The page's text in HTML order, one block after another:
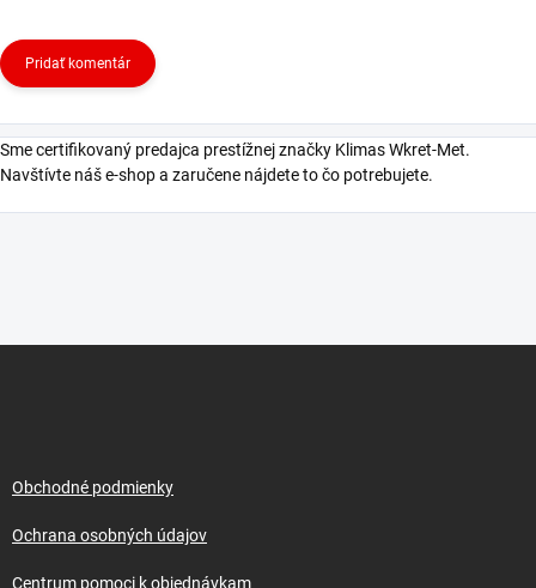
Pridať komentár
Sme certifikovaný predajca prestížnej značky Klimas Wkret-Met.
Navštívte náš e-shop a zaručene nájdete to čo potrebujete.
Obchodné podmienky
Ochrana osobných údajov
Centrum pomoci k objednávkam